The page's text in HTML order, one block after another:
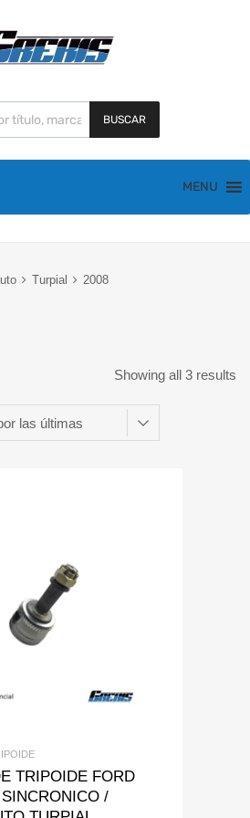
BUSCAR
MENU
Turpial 2008
Showing all 3 results
Add to Wishlist
TRIPOIDE FORD
SINCRONICO /